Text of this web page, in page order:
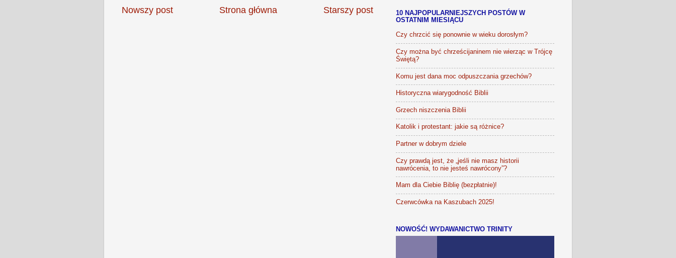
Nowszy post Starszy post
Strona główna
10 NAJPOPULARNIEJSZYCH POSTÓW W
OSTATNIM MIESIĄCU
Czy chrzcić się ponownie w wieku dorosłym?
Czy można być chrześcijaninem nie wierząc w Trójcę
Świętą?
Komu jest dana moc odpuszczania grzechów?
Historyczna wiarygodność Biblii
Grzech niszczenia Biblii
Katolik i protestant: jakie są różnice?
Partner w dobrym dziele
Czy prawdą jest, że „jeśli nie masz historii
nawrócenia, to nie jesteś nawrócony”?
Mam dla Ciebie Biblię (bezpłatnie)!
Czerwcówka na Kaszubach 2025!
NOWOŚĆ! WYDAWANICTWO TRINITY